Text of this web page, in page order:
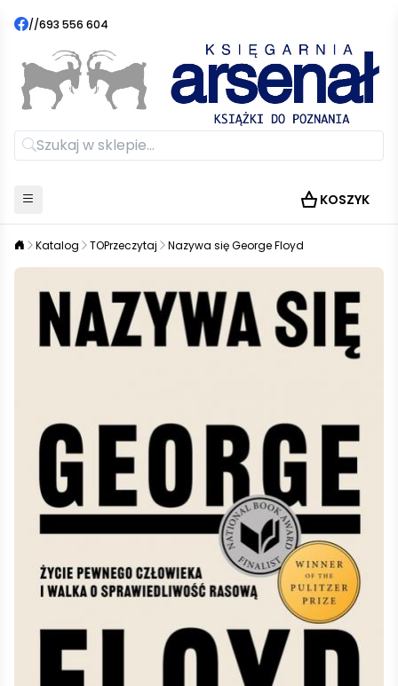
//693 556 604
KOSZYK
Katalog TOPrzeczytaj Nazywa się George Floyd